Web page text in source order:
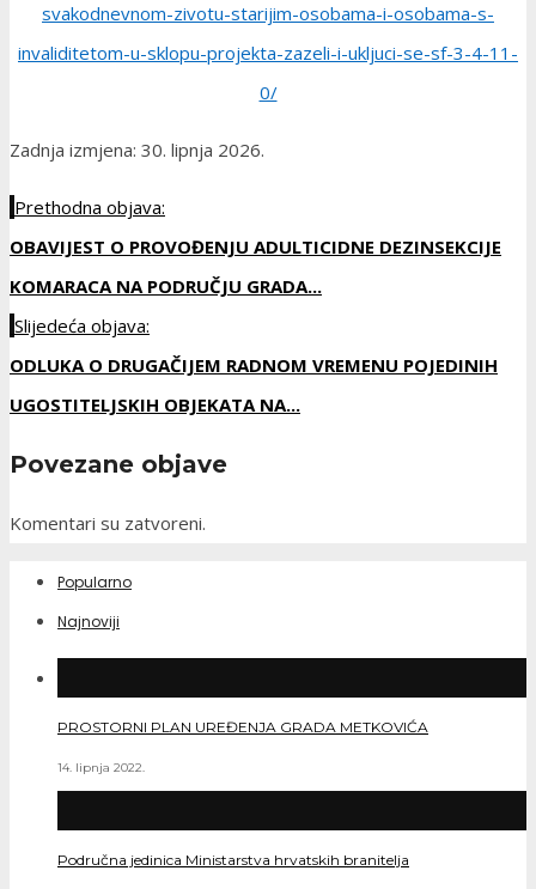
svakodnevnom-zivotu-starijim-osobama-i-osobama-s-
invaliditetom-u-sklopu-projekta-zazeli-i-ukljuci-se-sf-3-4-11-
0/
Zadnja izmjena: 30. lipnja 2026.
Prethodna objava:
OBAVIJEST O PROVOĐENJU ADULTICIDNE DEZINSEKCIJE
KOMARACA NA PODRUČJU GRADA...
Slijedeća objava:
ODLUKA O DRUGAČIJEM RADNOM VREMENU POJEDINIH
UGOSTITELJSKIH OBJEKATA NA...
Povezane objave
Komentari su zatvoreni.
Popularno
Najnoviji
PROSTORNI PLAN UREĐENJA GRADA METKOVIĆA
14. lipnja 2022.
Područna jedinica Ministarstva hrvatskih branitelja